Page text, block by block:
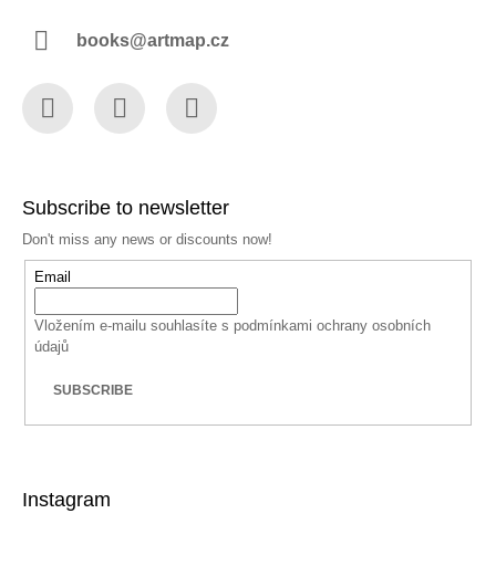
books@artmap.cz
Subscribe to newsletter
Don't miss any news or discounts now!
Email
Vložením e-mailu souhlasíte s podmínkami ochrany osobních
údajů
SUBSCRIBE
Instagram